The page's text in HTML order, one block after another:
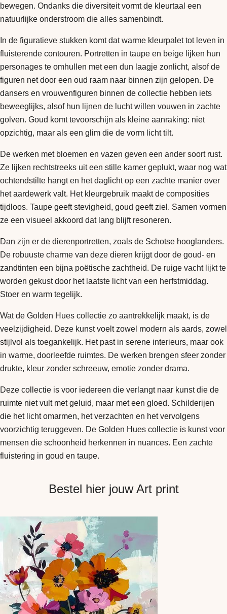
bewegen. Ondanks die diversiteit vormt de kleurtaal een
natuurlijke onderstroom die alles samenbindt.
In de figuratieve stukken komt dat warme kleurpalet tot leven in
fluisterende contouren. Portretten in taupe en beige lijken hun
personages te omhullen met een dun laagje zonlicht, alsof de
figuren net door een oud raam naar binnen zijn gelopen. De
dansers en vrouwenfiguren binnen de collectie hebben iets
beweeglijks, alsof hun lijnen de lucht willen vouwen in zachte
golven. Goud komt tevoorschijn als kleine aanraking: niet
opzichtig, maar als een glim die de vorm licht tilt.
De werken met bloemen en vazen geven een ander soort rust.
Ze lijken rechtstreeks uit een stille kamer geplukt, waar nog wat
ochtendstilte hangt en het daglicht op een zachte manier over
het aardewerk valt. Het kleurgebruik maakt de composities
tijdloos. Taupe geeft stevigheid, goud geeft ziel. Samen vormen
ze een visueel akkoord dat lang blijft resoneren.
Dan zijn er de dierenportretten, zoals de Schotse hooglanders.
De robuuste charme van deze dieren krijgt door de goud- en
zandtinten een bijna poëtische zachtheid. De ruige vacht lijkt te
worden gekust door het laatste licht van een herfstmiddag.
Stoer en warm tegelijk.
Wat de Golden Hues collectie zo aantrekkelijk maakt, is de
veelzijdigheid. Deze kunst voelt zowel modern als aards, zowel
stijlvol als toegankelijk. Het past in serene interieurs, maar ook
in warme, doorleefde ruimtes. De werken brengen sfeer zonder
drukte, kleur zonder schreeuw, emotie zonder drama.
Deze collectie is voor iedereen die verlangt naar kunst die de
ruimte niet vult met geluid, maar met een gloed. Schilderijen
die het licht omarmen, het verzachten en het vervolgens
voorzichtig teruggeven. De Golden Hues collectie is kunst voor
mensen die schoonheid herkennen in nuances. Een zachte
fluistering in goud en taupe.
Bestel hier jouw Art print